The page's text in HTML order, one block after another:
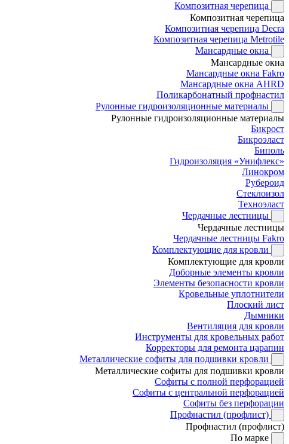
Композитная черепица
Композитная черепица
Композитная черепица Decra
Композитная черепица Metrotile
Мансардные окна
Мансардные окна
Мансардные окна Fakro
Мансардные окна AHRD
Поликарбонатный профнастил
Рулонные гидроизоляционные материалы
Рулонные гидроизоляционные материалы
Бикрост
Бикроэласт
Биполь
Гидроизоляция «Унифлекс»
Линокром
Рубероид
Стеклоизол
Техноэласт
Чердачные лестницы
Чердачные лестницы
Чердачные лестницы Fakro
Комплектующие для кровли
Комплектующие для кровли
Доборные элементы кровли
Элементы безопасности кровли
Кровельные уплотнители
Плоский лист
Дымники
Вентиляция для кровли
Инструменты для кровельных работ
Корректоры для ремонта царапин
Металлические софиты для подшивки кровли
Металлические софиты для подшивки кровли
Софиты с полной перфорацией
Софиты с центральной перфорацией
Софиты без перфорации
Профнастил (профлист)
Профнастил (профлист)
По марке